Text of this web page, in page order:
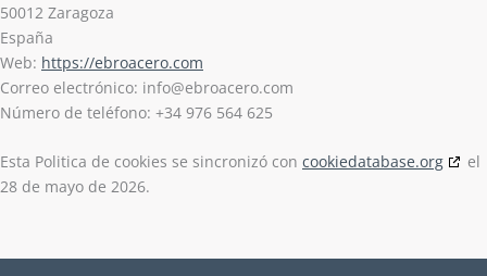
50012 Zaragoza
España
Web: https://ebroacero.com
Correo electrónico: info@ebroacero.com
Número de teléfono: +34 976 564 625
Esta Politica de cookies se sincronizó con cookiedatabase.org
el
28 de mayo de 2026.